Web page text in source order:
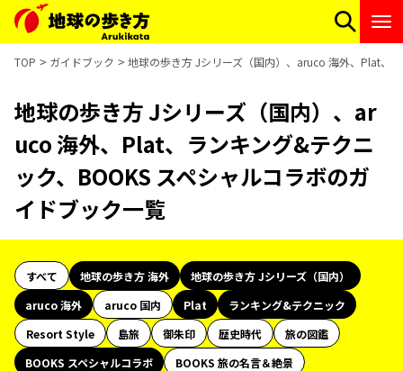
TOP ガイドブック 地球の歩き方 Jシリーズ（国内）、aruco 海外、Plat、
地球の歩き方 Jシリーズ（国内）、ar
uco 海外、Plat、ランキング&テクニ
ック、BOOKS スペシャルコラボのガ
イドブック一覧
すべて 地球の歩き方 海外
地球の歩き方 Jシリーズ（国内）
aruco 海外
aruco 国内 Plat
ランキング&テクニック
Resort Style
島旅 御朱印 歴史時代
旅の図鑑
BOOKS スペシャルコラボ
BOOKS 旅の名言＆絶景